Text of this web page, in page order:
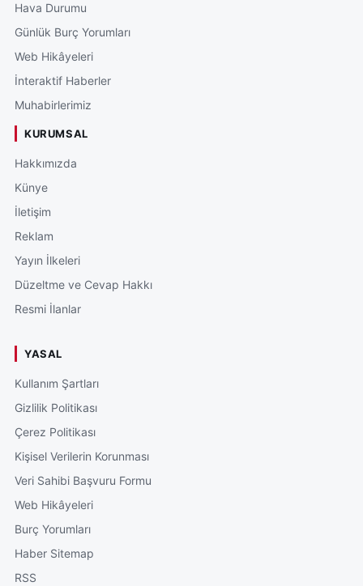
Hava Durumu
Günlük Burç Yorumları
Web Hikâyeleri
İnteraktif Haberler
Muhabirlerimiz
KURUMSAL
Hakkımızda
Künye
İletişim
Reklam
Yayın İlkeleri
Düzeltme ve Cevap Hakkı
Resmi İlanlar
YASAL
Kullanım Şartları
Gizlilik Politikası
Çerez Politikası
Kişisel Verilerin Korunması
Veri Sahibi Başvuru Formu
Web Hikâyeleri
Burç Yorumları
Haber Sitemap
RSS